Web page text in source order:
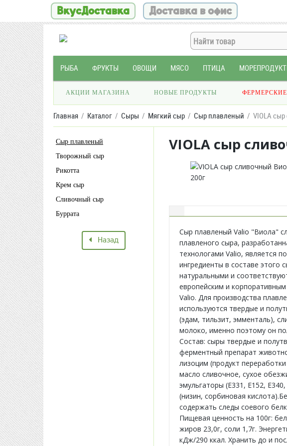
ВкусДоставка Доставка в офис
РЫБА ФРУКТЫ ОВОЩИ МЯСО ПТИЦА
АКЦИИ МАГАЗИНА НОВЫЕ ПРОДУКТЫ
Главная Каталог Сыры Мягкий сыр Сыр плавленый VIOLA
Сыр плавленый
Творожный сыр
Рикотта
Крем сыр
Сливочный сыр
Буррата
Назад
VIOLA сыр
Сыр плавленый Valio "Виола"
плавленого сыра,
технологами Valio, является
ингредиенты в составе этого
натуральными и
европейским и
Valio. Для производства
используются твердые и
(эдам, тильзит, эмменталь),
молоко, именно поэтому он
Состав: сыры твердые и
ферментный препарат
лизоцим (продукт
масло сливочное, сухое
эмульгаторы (Е331, Е152,
(низин, сорбиновая
содержать следы соевого
Пищевая ценность на 100г:
жиров 23,0г, соли 1,7г.
кДж/290 ккал. Хранить до и